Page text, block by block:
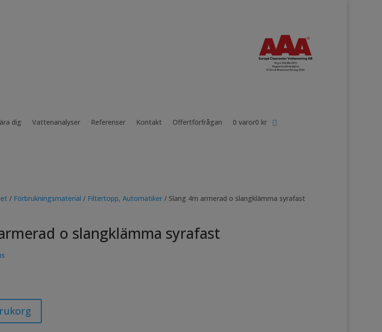
dig Vattenanalyser Referenser Kontakt Offertförfrågan 0 varor0 kr
/ Förbrukningsmaterial / Filtertopp, Automatiker/ Slang 4m armerad o slangklämma syrafast
o slangklämma syrafast